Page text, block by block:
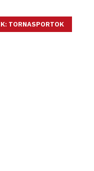
TORNASPORTOK